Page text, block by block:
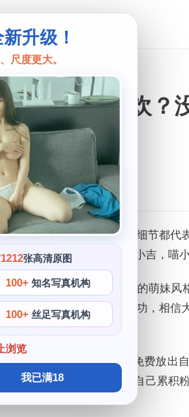
升级！
尺度更大。
张高清原图
100+ 知名写真机构
100+ 丝足写真机构
浏览
我已满18
猫奴们的新欢？
的精致。因为她的每一个细节都代
以用来形容我们的博主喵小吉，喵
技术也是非常厉害的。她的萌妹
出她在cos上的用心和用功，相信
细节决定品质。她还没错免费放出
动作和细节都在不停地为自己累积